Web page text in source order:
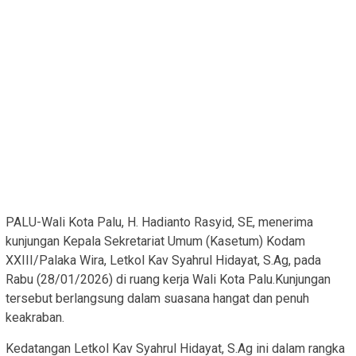
PALU-Wali Kota Palu, H. Hadianto Rasyid, SE, menerima
kunjungan Kepala Sekretariat Umum (Kasetum) Kodam
XXIII/Palaka Wira, Letkol Kav Syahrul Hidayat, S.Ag, pada
Rabu (28/01/2026) di ruang kerja Wali Kota Palu.Kunjungan
tersebut berlangsung dalam suasana hangat dan penuh
keakraban.
Kedatangan Letkol Kav Syahrul Hidayat, S.Ag ini dalam rangka